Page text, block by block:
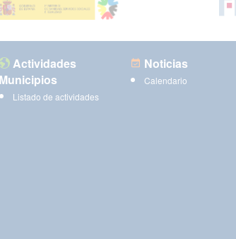
Actividades
Municipios
Listado de actividades
Noticias
Calendario